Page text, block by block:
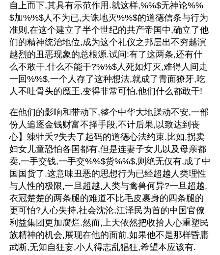
自上而下,其具有示范作用.就这样,%%$无神论%%
$加%%$人不为已,天诛地灭%%$的道德信条与行为
准则,在这个建立了半个世纪的共产帝国中,确立了他
们的精神统治地位,成为这个礼仪之邦层出不穷越演
越烈的丑恶现象的总根源.试问:有了这两条,还有什
么不敢干,什么不能干?%%$人死如灯灭,难得人间走
一回%%$,一个人存了这种想法,就成了青面獠牙,吃
人不吐骨头的魔王,变得非常可怕,他们什么都敢干!
在他们的影响和带动下,整个中华大地躁动不安,一部
份人追逐金钱财富不择手段,不计后果,以致达到丧
心】竦牡夭?失去了起码的道德心法约束.比如,拐卖
妇女儿童恐怕各国都有,但是连妻子女儿以及母亲都
卖,一手交钱,一手交%%$货%%$,则绝无仅有,成了中
国国货了.这意味丑恶的思想行为已经超越人类理性
与人性的极限,一旦超越,人类与禽兽何异?一旦超越,
衣冠楚楚的两条腿的难道不比毛皮裹身的四条腿的
更可怕?人心失持,社会沈沦,江泽民为首的中国官僚
利益集团更加腐烂.然而,上天依然把收拾人心重塑民
族精神的机会,展现在他的面前,如果他不是那样昏庸
武断,无知自狂妄,小人得志乱猖狂,希望本应该有.